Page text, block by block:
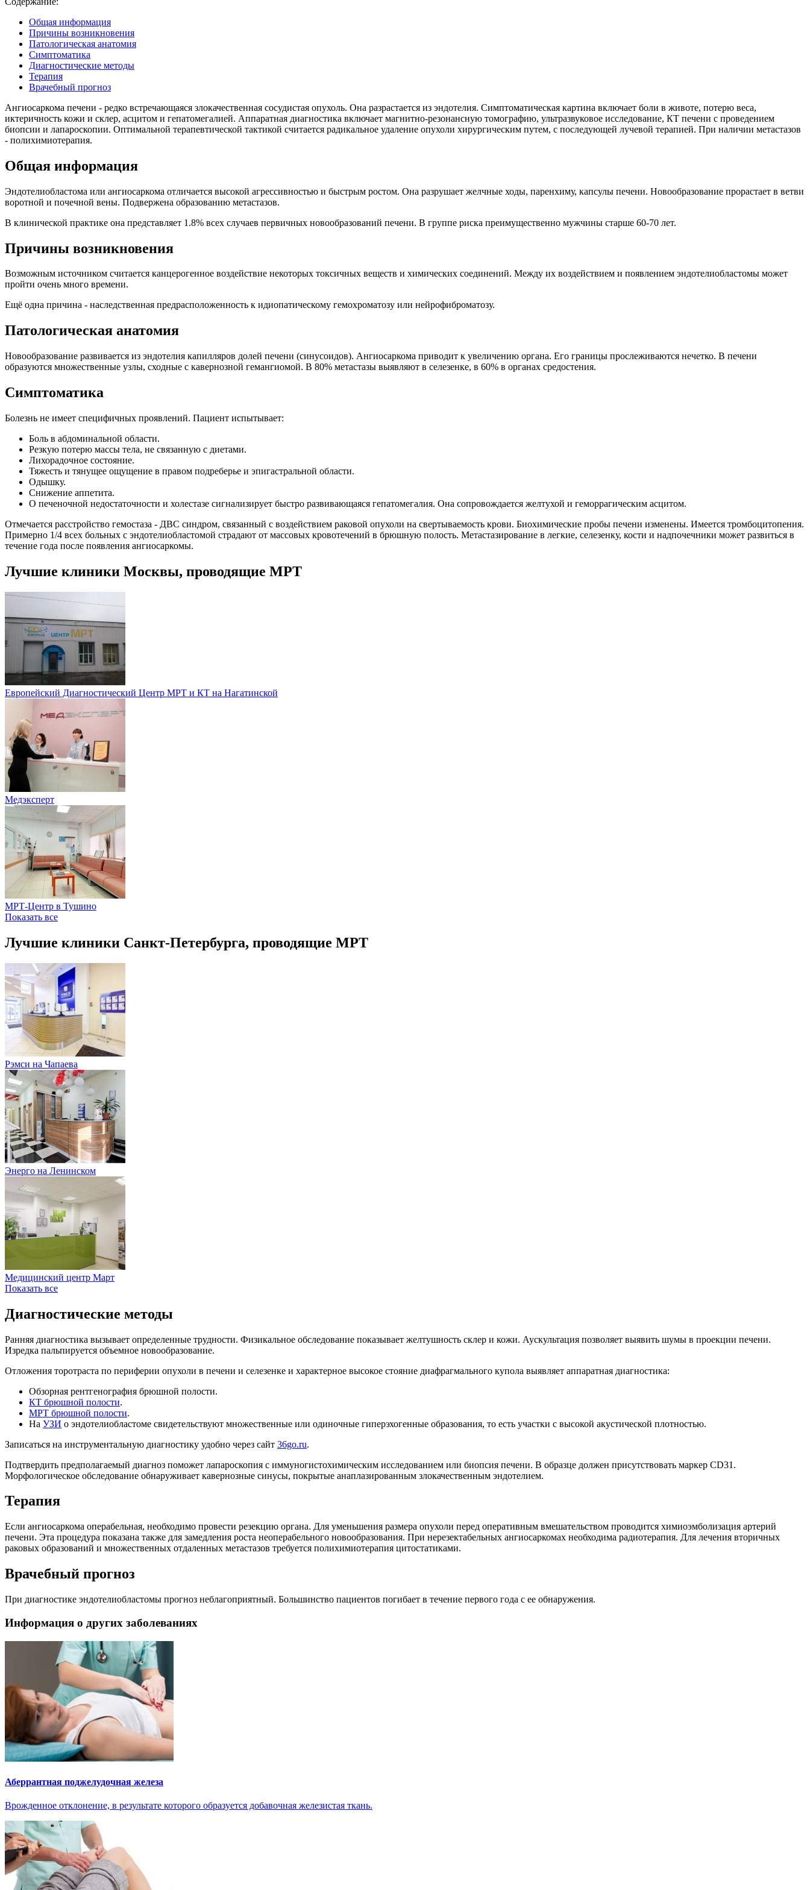
Общая информация
Причины возникновения
Патологическая анатомия
Симптоматика
Диагностические методы
Терапия
Врачебный прогноз
Ангиосаркома печени - редко встречающаяся злокачественная сосудистая опухоль. Она разрастается из эндотелия. Симптоматическая картина включает боли в животе, потерю веса,
иктеричность кожи и склер, асцитом и гепатомегалией. Аппаратная диагностика включает магнитно-резонансную томографию, ультразвуковое исследование, КТ печени с проведением
биопсии и лапароскопии. Оптимальной терапевтической тактикой считается радикальное удаление опухоли хирургическим путем, с последующей лучевой терапией. При наличии метастазов
- полихимиотерапия.
Общая информация
Эндотелиобластома или ангиосаркома отличается высокой агрессивностью и быстрым ростом. Она разрушает желчные ходы, паренхиму, капсулы печени. Новообразование прорастает в ветви
воротной и почечной вены. Подвержена образованию метастазов.
В клинической практике она представляет 1.8% всех случаев первичных новообразований печени. В группе риска преимущественно мужчины старше 60-70 лет.
Причины возникновения
Возможным источником считается канцерогенное воздействие некоторых токсичных веществ и химических соединений. Между их воздействием и появлением эндотелиобластомы может
пройти очень много времени.
Ещё одна причина - наследственная предрасположенность к идиопатическому гемохроматозу или нейрофиброматозу.
Патологическая анатомия
Новообразование развивается из эндотелия капилляров долей печени (синусоидов). Ангиосаркома приводит к увеличению органа. Его границы прослеживаются нечетко. В печени
образуются множественные узлы, сходные с кавернозной гемангиомой. В 80% метастазы выявляют в селезенке, в 60% в органах средостения.
Симптоматика
Болезнь не имеет специфичных проявлений. Пациент испытывает:
Боль в абдоминальной области.
Резкую потерю массы тела, не связанную с диетами.
Лихорадочное состояние.
Тяжесть и тянущее ощущение в правом подреберье и эпигастральной области.
Одышку.
Снижение аппетита.
О печеночной недостаточности и холестазе сигнализирует быстро развивающаяся гепатомегалия. Она сопровождается желтухой и геморрагическим асцитом.
Отмечается расстройство гемостаза - ДВС синдром, связанный с воздействием раковой опухоли на свертываемость крови. Биохимические пробы печени изменены. Имеется тромбоцитопения.
Примерно 1/4 всех больных с эндотелиобластомой страдают от массовых кровотечений в брюшную полость. Метастазирование в легкие, селезенку, кости и надпочечники может развиться в
течение года после появления ангиосаркомы.
Лучшие клиники Москвы, проводящие МРТ
Европейский Диагностический Центр МРТ и КТ на Нагатинской
Медэксперт
МРТ-Центр в Тушино
Показать все
Лучшие клиники Санкт-Петербурга, проводящие МРТ
Рэмси на Чапаева
Энерго на Ленинском
Медицинский центр Март
Показать все
Диагностические методы
Ранняя диагностика вызывает определенные трудности. Физикальное обследование показывает желтушность склер и кожи. Аускультация позволяет выявить шумы в проекции печени.
Изредка пальпируется объемное новообразование.
Отложения торотраста по периферии опухоли в печени и селезенке и характерное высокое стояние диафрагмального купола выявляет аппаратная диагностика:
Обзорная рентгенография брюшной полости.
КТ брюшной полости.
МРТ брюшной полости.
На УЗИ о эндотелиобластоме свидетельствуют множественные или одиночные гиперэхогенные образования, то есть участки с высокой акустической плотностью.
Записаться на инструментальную диагностику удобно через сайт 36go.ru.
Подтвердить предполагаемый диагноз поможет лапароскопия с иммуногистохимическим исследованием или биопсия печени. В образце должен присутствовать маркер CD31.
Морфологическое обследование обнаруживает кавернозные синусы, покрытые анаплазированным злокачественным эндотелием.
Терапия
Если ангиосаркома операбельная, необходимо провести резекцию органа. Для уменьшения размера опухоли перед оперативным вмешательством проводится химиоэмболизация артерий
печени. Эта процедура показана также для замедления роста неоперабельного новообразования. При нерезектабельных ангиосаркомах необходима радиотерапия. Для лечения вторичных
раковых образований и множественных отдаленных метастазов требуется полихимиотерапия цитостатиками.
Врачебный прогноз
При диагностике эндотелиобластомы прогноз неблагоприятный. Большинство пациентов погибает в течение первого года с ее обнаружения.
Информация о других заболеваниях
Аберрантная поджелудочная железа
Врожденное отклонение, в результате которого образуется добавочная железистая ткань.